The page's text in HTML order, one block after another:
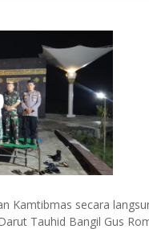
Kamtibmas secara
Tauhid Bangil Gus